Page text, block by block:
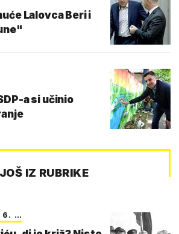
Lalovca Beri i
a si učinio
JOŠ IZ RUBRIKE
6. …